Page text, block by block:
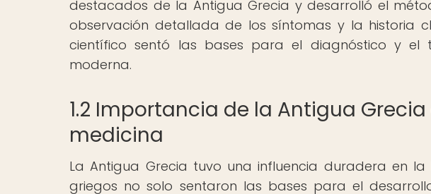
destacados de la Antigua Grecia y desarrolló el
observación detallada de los síntomas y la historia
científico sentó las bases para el diagnóstico y el
moderna.
1.2 Importancia de la Antigua
medicina
La Antigua Grecia tuvo una influencia duradera en
griegos no solo sentaron las bases para el